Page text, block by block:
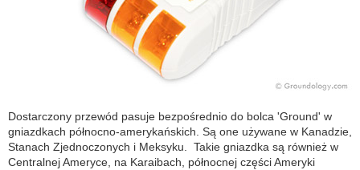
Dostarczony przewód pasuje bezpośrednio do bolca 'Ground' w
gniazdkach północno-amerykańskich. Są one używane w Kanadzie,
Stanach Zjednoczonych i Meksyku. Takie gniazdka są również w
Centralnej Ameryce, na Karaibach, północnej części Ameryki